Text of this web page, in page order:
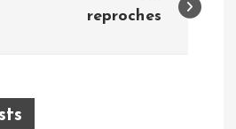
reproches